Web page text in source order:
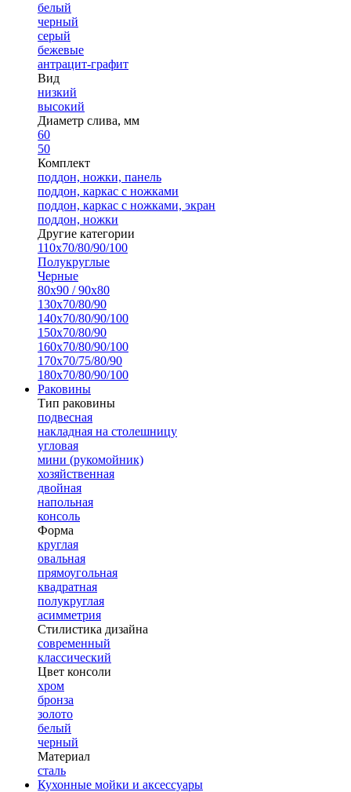
белый
черный
серый
бежевые
антрацит-графит
Вид
низкий
высокий
Диаметр слива, мм
60
50
Комплект
поддон, ножки, панель
поддон, каркас с ножками
поддон, каркас с ножками, экран
поддон, ножки
Другие категории
110х70/80/90/100
Полукруглые
Черные
80х90 / 90х80
130х70/80/90
140х70/80/90/100
150х70/80/90
160х70/80/90/100
170х70/75/80/90
180х70/80/90/100
Раковины
Тип раковины
подвесная
накладная на столешницу
угловая
мини (рукомойник)
хозяйственная
двойная
напольная
консоль
Форма
круглая
овальная
прямоугольная
квадратная
полукруглая
асимметрия
Стилистика дизайна
современный
классический
Цвет консоли
хром
бронза
золото
белый
черный
Материал
сталь
Кухонные мойки и аксессуары